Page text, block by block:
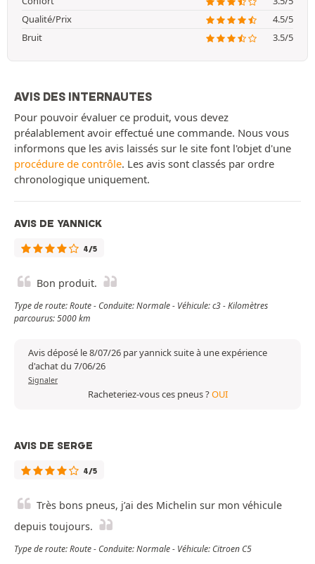
Qualité/Prix
4.5/5
Bruit
3.5/5
AVIS DES INTERNAUTES
Pour pouvoir évaluer ce produit, vous devez
préalablement avoir effectué une commande. Nous vous
informons que les avis laissés sur le site font l'objet d'une
procédure de contrôle. Les avis sont classés par ordre
chronologique uniquement.
AVIS DE YANNICK
4/5
Bon produit.
Type de route: Route - Conduite: Normale - Véhicule: c3 - Kilomètres
parcourus: 5000 km
Avis déposé le 8/07/26 par yannick suite à une expérience
d'achat du 7/06/26
Signaler
Racheteriez-vous ces pneus ?OUI
AVIS DE SERGE
4/5
Très bons pneus, j’ai des Michelin sur mon véhicule
depuis toujours.
Type de route: Route - Conduite: Normale - Véhicule: Citroen C5